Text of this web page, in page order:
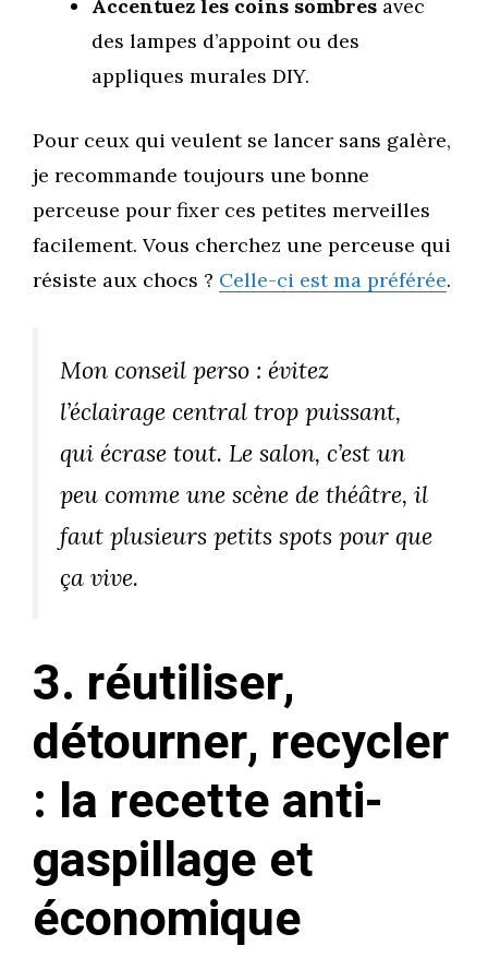
Accentuez les coins sombres avec
des lampes d’appoint ou des
appliques murales DIY.
Pour ceux qui veulent se lancer sans galère,
je recommande toujours une bonne
perceuse pour fixer ces petites merveilles
facilement. Vous cherchez une perceuse qui
résiste aux chocs ? Celle-ci est ma préférée.
Mon conseil perso : évitez
l’éclairage central trop puissant,
qui écrase tout. Le salon, c’est un
peu comme une scène de théâtre, il
faut plusieurs petits spots pour que
ça vive.
3. réutiliser,
détourner, recycler
: la recette anti-
gaspillage et
économique